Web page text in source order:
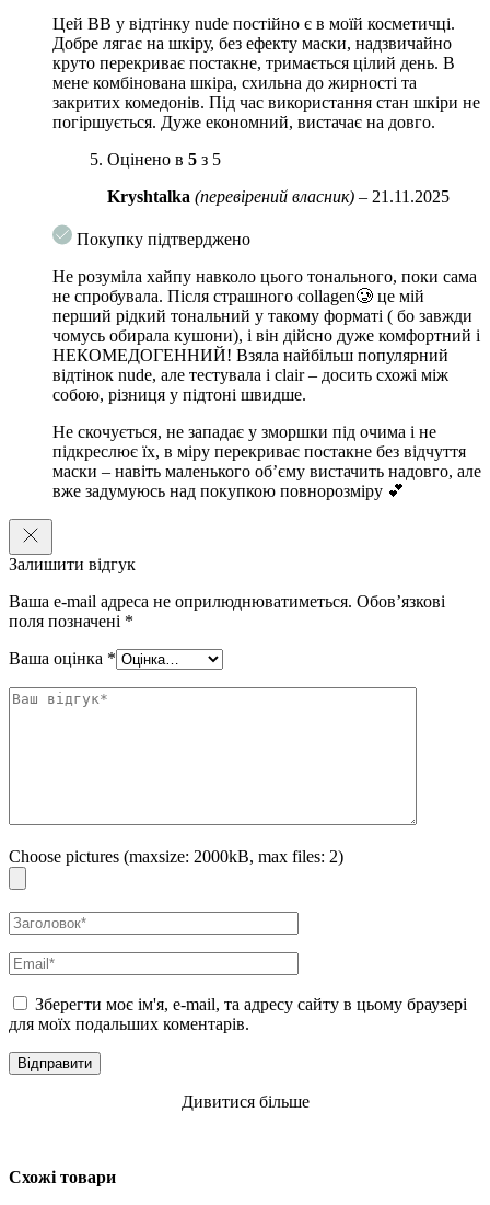
Цей ВВ у відтінку nude постійно є в моїй косметичці.
Добре лягає на шкіру, без ефекту маски, надзвичайно
круто перекриває постакне, тримається цілий день. В
мене комбінована шкіра, схильна до жирності та
закритих комедонів. Під час використання стан шкіри не
погіршується. Дуже економний, вистачає на довго.
Оцінено в 5 з 5
Kryshtalka (перевірений власник) – 21.11.2025
Покупку підтверджено
Не розуміла хайпу навколо цього тонального, поки сама
не спробувала. Після страшного collagen🥲 це мій
перший рідкий тональний у такому форматі ( бо завжди
чомусь обирала кушони), і він дійсно дуже комфортний і
НЕКОМЕДОГЕННИЙ! Взяла найбільш популярний
відтінок nude, але тестувала і clair – досить схожі між
собою, різниця у підтоні швидше.
Не скочується, не западає у зморшки під очима і не
підкреслює їх, в міру перекриває постакне без відчуття
маски – навіть маленького обʼєму вистачить надовго, але
вже задумуюсь над покупкою повнорозміру 💕
Залишити відгук
Ваша e-mail адреса не оприлюднюватиметься. Обов’язкові
поля позначені *
Ваша оцінка *
Choose pictures (maxsize: 2000kB, max files: 2)
Зберегти моє ім'я, e-mail, та адресу сайту в цьому браузері
для моїх подальших коментарів.
Дивитися більше
Схожі товари